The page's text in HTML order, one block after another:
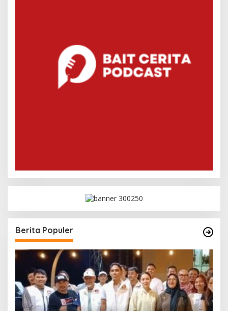
Berita Populer